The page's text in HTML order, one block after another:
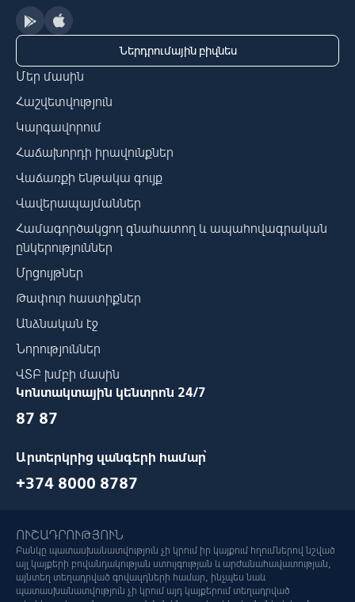
Ներդրումային բիզնես
Մեր մասին
Հաշվետվություն
Կարգավորում
Հաճախորդի իրավունքներ
Վաճառքի ենթակա գույք
Վավերապայմաններ
Համագործակցող գնահատող և ապահովագրական
ընկերություններ
Մրցույթներ
Թափուր հաստիքներ
Անձնական էջ
Նորություններ
ՎՏԲ խմբի մասին
Կոնտակտային կենտրոն 24/7
87 87
Արտերկրից զանգերի համար՝
+374 8000 8787
ՈՒՇԱԴՐՈՒԹՅՈՒՆ
Բանկը պատասխանատվություն չի կրում իր կայքում հղումներով նշված
այլ կայքերի բովանդակության ստույգության և արժանահավատության,
այնտեղ տեղադրված գովազդների համար, ինչպես նաև
պատասխանատվություն չի կրում այդ կայքերում տեղադրված